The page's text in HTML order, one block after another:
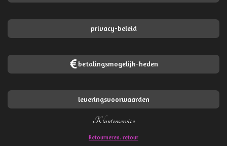
privacy-beleid
betalingsmogelijk-heden
leveringsvoorwaarden
Klantenservice
Retourneren. retour